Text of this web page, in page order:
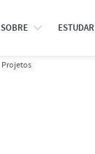
SOBRE ESTUDAR
Projetos